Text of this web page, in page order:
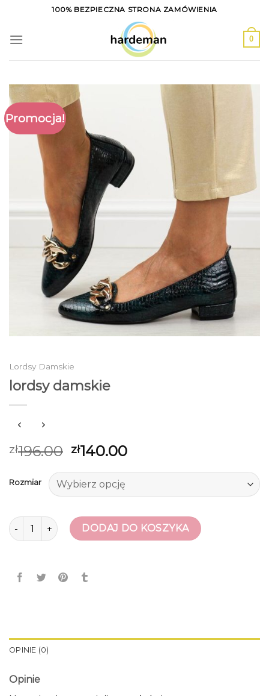
content
100% BEZPIECZNA STRONA ZAMÓWIENIA
0
Promocja!
Lordsy Damskie
lordsy damskie
zł196.00 zł140.00
Rozmiar
ilość lordsy damskieDODAJ DO KOSZYKA
OPINIE (0)
Opinie